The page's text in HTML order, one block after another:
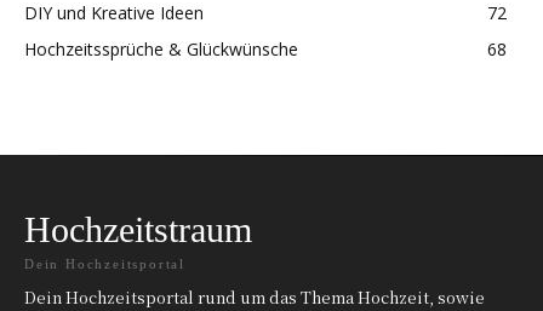
DIY und Kreative Ideen
72
Hochzeitssprüche & Glückwünsche
68
Hochzeitstraum
Dein Hochzeitsportal
Dein Hochzeitsportal rund um das Thema Hochzeit, sowie